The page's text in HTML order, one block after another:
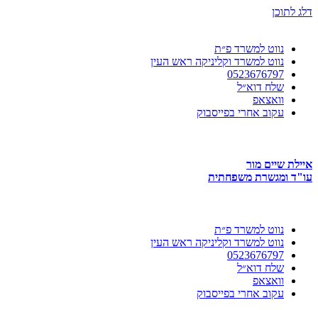
דלג לתוכן
נווט למשרד פ״ת
נווט למשרד וקליניקה ראש העין
0523676797
שלח דוא״ל
וואצאפ
עקוב אחרי בפייסבוק
איילת שיים מור
עו"ד ומגשרת משפחתית
נווט למשרד פ״ת
נווט למשרד וקליניקה ראש העין
0523676797
שלח דוא״ל
וואצאפ
עקוב אחרי בפייסבוק